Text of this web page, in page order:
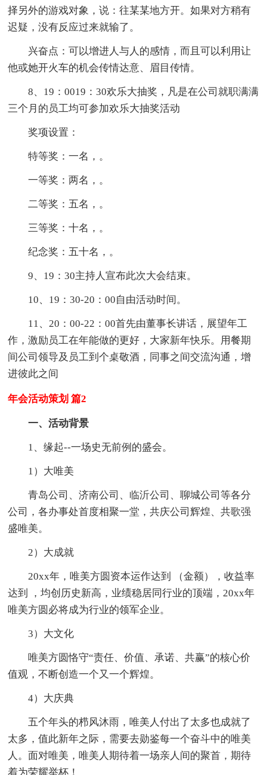
择另外的游戏对象，说：往某某地方开。如果对方稍有
迟疑，没有反应过来就输了。
兴奋点：可以增进人与人的感情，而且可以利用让
他或她开火车的机会传情达意、眉目传情。
8、19：0019：30欢乐大抽奖，凡是在公司就职满满
三个月的员工均可参加欢乐大抽奖活动
奖项设置：
特等奖：一名，。
一等奖：两名，。
二等奖：五名，。
三等奖：十名，。
纪念奖：五十名，。
9、19：30主持人宣布此次大会结束。
10、19：30-20：00自由活动时间。
11、20：00-22：00首先由董事长讲话，展望年工
作，激励员工在年能做的更好，大家新年快乐。用餐期
间公司领导及员工到个桌敬酒，同事之间交流沟通，增
进彼此之间
年会活动策划 篇2
一、活动背景
1、缘起--一场史无前例的盛会。
1）大唯美
青岛公司、济南公司、临沂公司、聊城公司等各分
公司，各办事处首度相聚一堂，共庆公司辉煌、共歌强
盛唯美。
2）大成就
20xx年，唯美方圆资本运作达到 （金额），收益率
达到 ，均创历史新高，业绩稳居同行业的顶端，20xx年
唯美方圆必将成为行业的领军企业。
3）大文化
唯美方圆恪守“责任、价值、承诺、共赢”的核心价
值观，不断创造一个又一个辉煌。
4）大庆典
五个年头的栉风沐雨，唯美人付出了太多也成就了
太多，值此新年之际，需要去勋鉴每一个奋斗中的唯美
人。面对唯美，唯美人期待着一场亲人间的聚首，期待
着为荣耀举杯！